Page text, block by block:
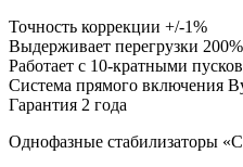
Точность коррекции +/-1%
Выдерживает перегрузки
Работает с 10-кратными
Система прямого включения
Гарантия 2 года
Однофазные стабилизаторы